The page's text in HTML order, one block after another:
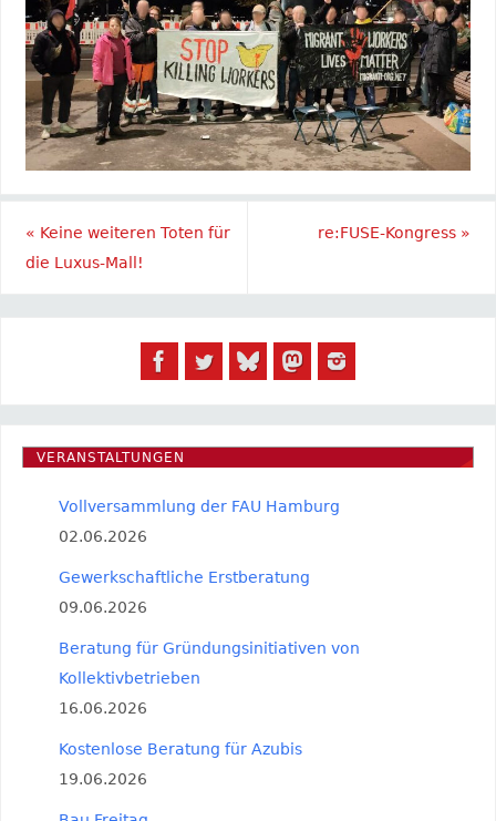
« Keine weiteren Toten für
die Luxus-Mall!
re:FUSE-Kongress »
VERANSTALTUNGEN
Vollversammlung der FAU Hamburg
02.06.2026
Gewerkschaftliche Erstberatung
09.06.2026
Beratung für Gründungsinitiativen von
Kollektivbetrieben
16.06.2026
Kostenlose Beratung für Azubis
19.06.2026